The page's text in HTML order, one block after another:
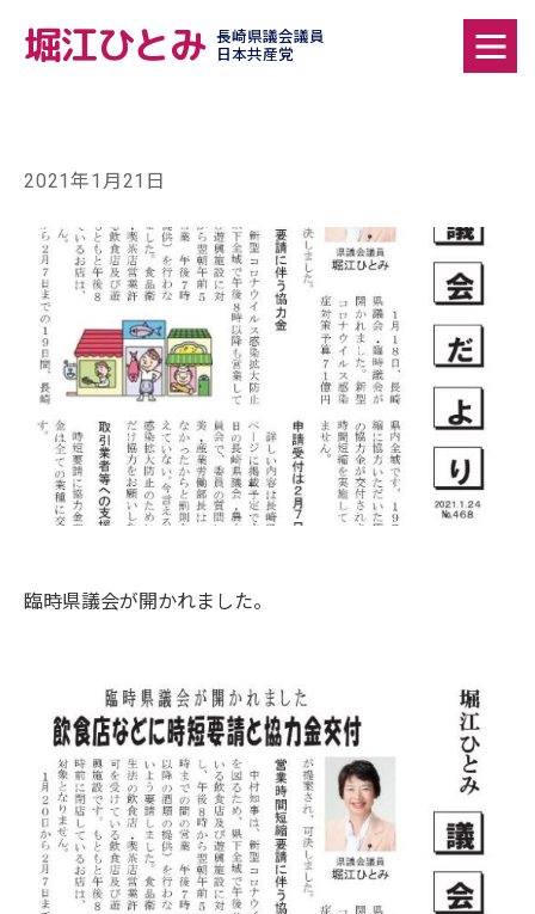
堀江ひとみ
長崎県議会議員
日本共産党
2021年1月21日
臨時県議会が開かれました。